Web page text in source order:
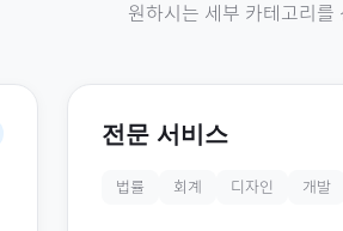
원하시는 세부 카테고리를
전문 서비스
법률 회계 디자인 개발